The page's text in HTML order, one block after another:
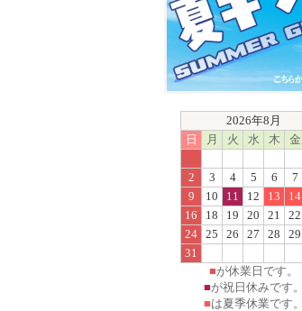
2026年8月
日
月 火 水 木 金
2
3 4 5 6 7
9
10 11 12 13 14
16
18 19 20 21 22
24 25 26 27 28 29
31
■が休業日です。
■が祝日休みです。
■は夏季休業です。